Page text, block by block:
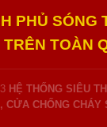
PHỦ SÓNG
TOÀN
HỆ THỐNG SIÊU
CỬA CHỐNG CHÁY